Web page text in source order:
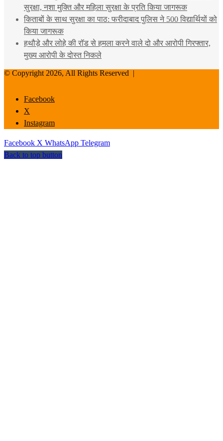
सुरक्षा, नशा मुक्ति और महिला सुरक्षा के प्रति किया जागरूक
किताबों के साथ सुरक्षा का पाठ: फरीदाबाद पुलिस ने 500 विद्यार्थियों को
किया जागरूक
हथौड़े और लोहे की रॉड से हमला करने वाले दो और आरोपी गिरफ्तार,
मुख्य आरोपी के दोस्त निकले
© Copyright 2026, All Rights Reserved |
Facebook
X
Instagram
Facebook X WhatsApp Telegram
Back to top button